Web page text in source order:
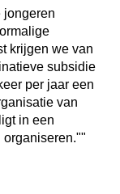
jongeren
krijgen we van
subsidie
per jaar een
van
in een